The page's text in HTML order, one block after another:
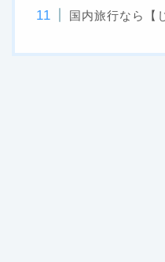
国内旅行なら【